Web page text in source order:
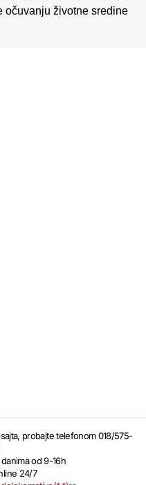
očuvanju životne sredine
probajte telefonom 018/575-
od 9-16h
24/7